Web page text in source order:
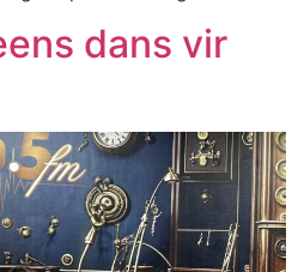
dans vir